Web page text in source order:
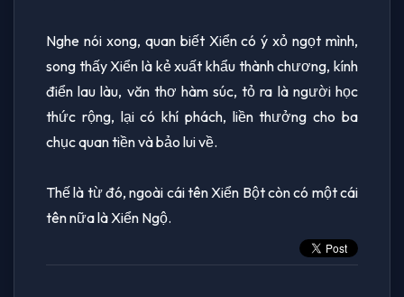
Nghe nói xong, quan biết Xiển có ý xỏ ngọt mình,
song thấy Xiển là kẻ xuất khẩu thành chương, kính
điển lau làu, văn thơ hàm súc, tỏ ra là người học
thức rộng, lại có khí phách, liền thưởng cho ba
chục quan tiền và bảo lui về.
Thế là từ đó, ngoài cái tên Xiển Bột còn có một cái
tên nữa là Xiển Ngộ.